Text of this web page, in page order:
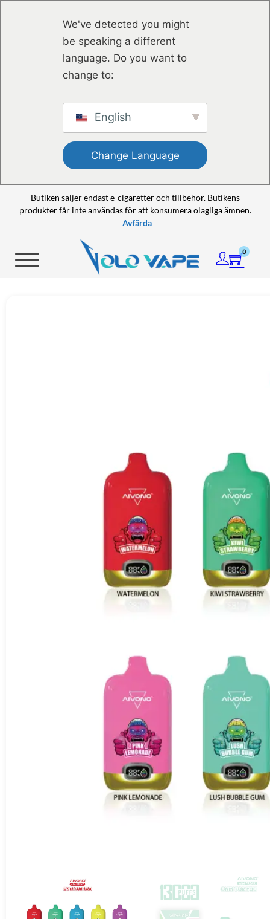
We've detected you might
be speaking a different
language. Do you want to
change to:
English
Change Language
Butiken säljer endast e-cigaretter och tillbehör. Butikens
produkter får inte användas för att konsumera olagliga ämnen.
Avfärda
0